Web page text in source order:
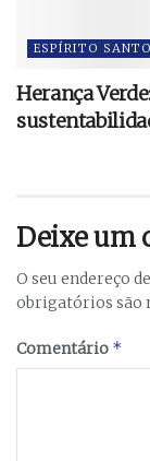
ESPÍRITO SANTO
Herança
Deixe um
O seu endereço
obrigatórios são
Comentário *